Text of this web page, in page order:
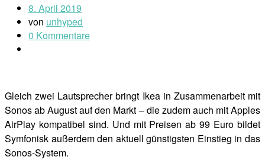
8. April 2019
von unhyped
0 Kommentare
Gleich zwei Lautsprecher bringt Ikea in Zusammenarbeit mit
Sonos ab August auf den Markt – die zudem auch mit Apples
AirPlay kompatibel sind. Und mit Preisen ab 99 Euro bildet
Symfonisk außerdem den aktuell günstigsten Einstieg in das
Sonos-System.